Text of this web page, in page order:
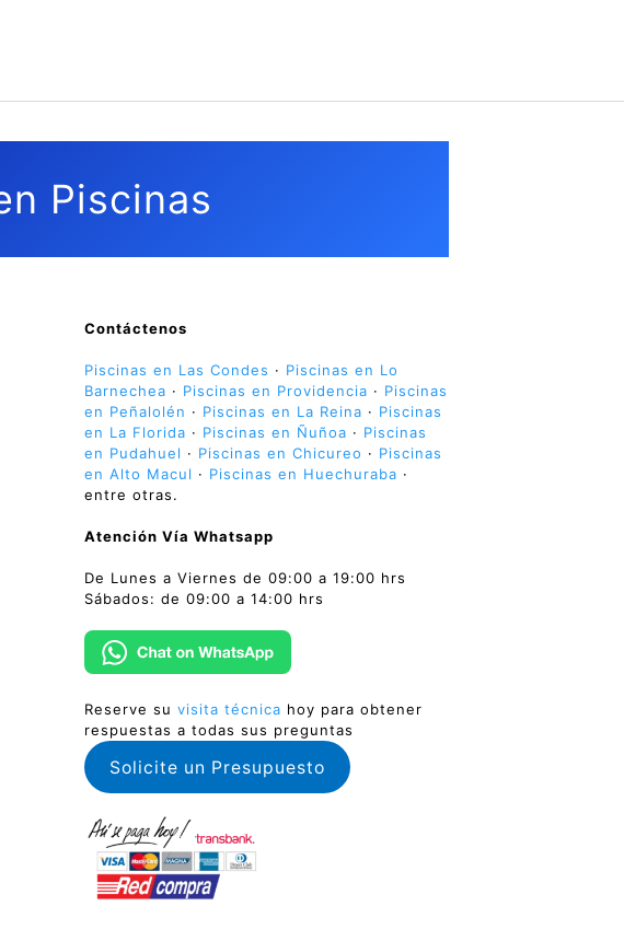
Piscinas
Contáctenos
Piscinas en Las Condes · Piscinas en Lo
Barnechea · Piscinas en Providencia · Piscinas
en Peñalolén · Piscinas en La Reina · Piscinas
en La Florida · Piscinas en Ñuñoa · Piscinas
en Pudahuel · Piscinas en Chicureo · Piscinas
en Alto Macul · Piscinas en Huechuraba ·
entre otras.
Atención Vía Whatsapp
De Lunes a Viernes de 09:00 a 19:00 hrs
Sábados: de 09:00 a 14:00 hrs
Reserve suvisita técnica hoy para obtener
respuestas a todas sus preguntas
Solicite un Presupuesto